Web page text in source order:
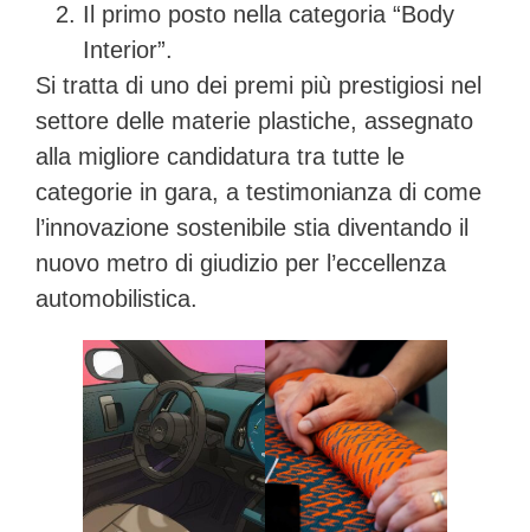
Il primo posto nella categoria “Body
Interior”.
Si tratta di uno dei premi più prestigiosi nel
settore delle materie plastiche, assegnato
alla migliore candidatura tra tutte le
categorie in gara, a testimonianza di come
l’innovazione sostenibile stia diventando il
nuovo metro di giudizio per l’eccellenza
automobilistica.